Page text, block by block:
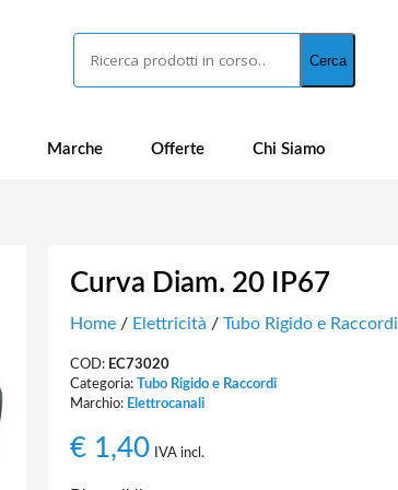
Cerca
Marche Offerte Chi Siamo
Curva Diam. 20 IP67
Home/ Elettricità / Tubo Rigido e Raccordi
COD: EC73020
Categoria: Tubo Rigido e Raccordi
Marchio: Elettrocanali
€1,40 IVA incl.